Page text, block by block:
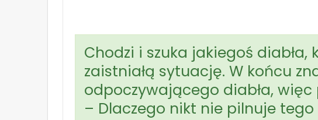
Chodzi i szuka jakiegoś diabła,
zaistniałą sytuację. W końcu
odpoczywającego diabła,
– Dlaczego nikt nie pilnuje tego